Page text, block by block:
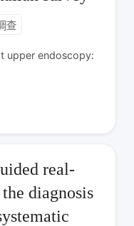
查
upper endoscopy:
real-
diagnosis